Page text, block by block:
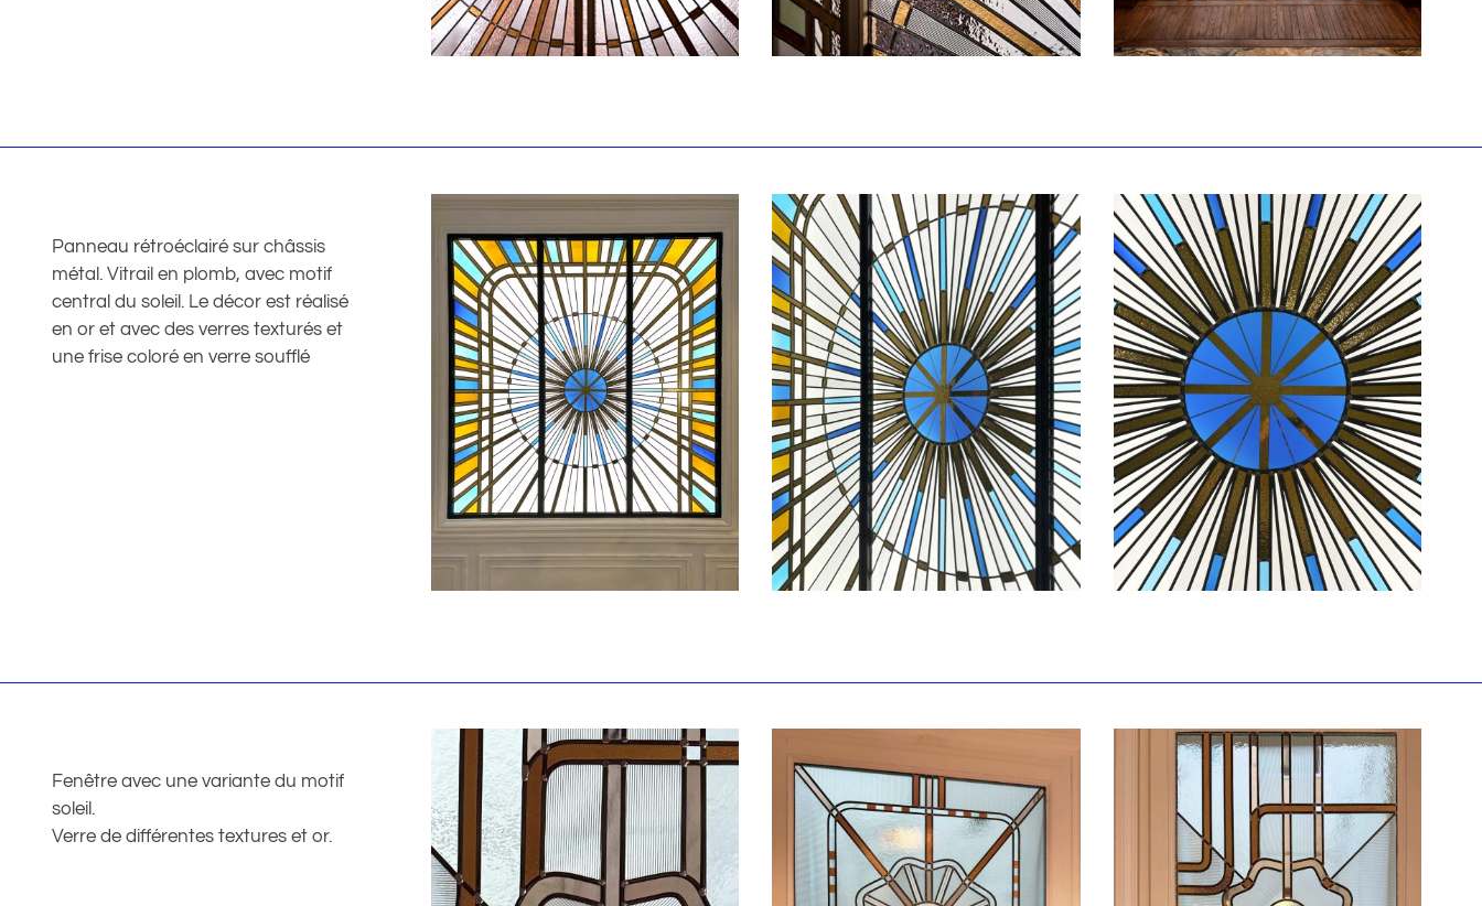
Panneau rétroéclairé sur châssis
métal. Vitrail en plomb, avec motif
central du soleil. Le décor est réalisé
en or et avec des verres texturés et
une frise coloré en verre soufflé
Fenêtre avec une variante du motif
soleil.
Verre de différentes textures et or.